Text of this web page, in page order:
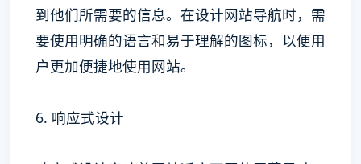
到他们所需要的信息。在设计网站导航时，需
要使用明确的语言和易于理解的图标，以便用
户更加便捷地使用网站。
6. 响应式设计